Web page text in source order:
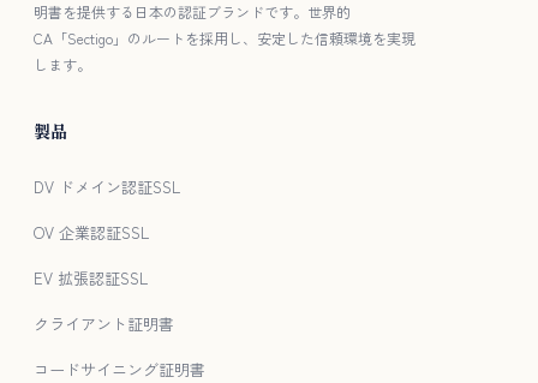
明書を提供する日本の認証ブランドです。世界的
CA「Sectigo」のルートを採用し、安定した信頼環境を実現
します。
製品
DV ドメイン認証SSL
OV 企業認証SSL
EV 拡張認証SSL
クライアント証明書
コードサイニング証明書